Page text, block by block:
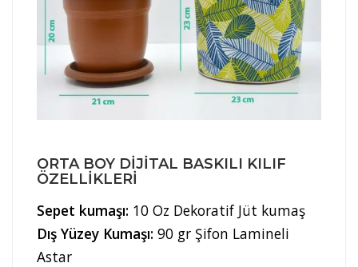
ORTA BOY DIJITAL BASKILI KILIF
ÖZELLIKLERI
Sepet kumaşı: 10 Oz Dekoratif Jüt kumaş
Dış Yüzey Kumaşı: 90 gr Şifon Lamineli
Astar